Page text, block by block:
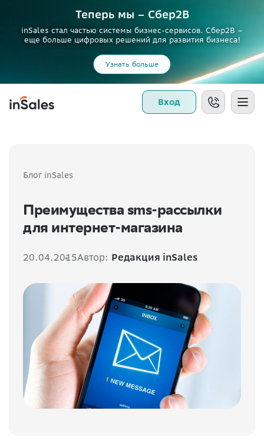
Теперь мы – Сбер2B
inSales стал частью системы бизнес-сервисов. Сбер2В –
еще больше цифровых решений для развития бизнеса!
Узнать больше
Вход
Блог inSales
Преимущества sms-рассылки
для интернет-магазина
20.04.2015Автор: Редакция inSales